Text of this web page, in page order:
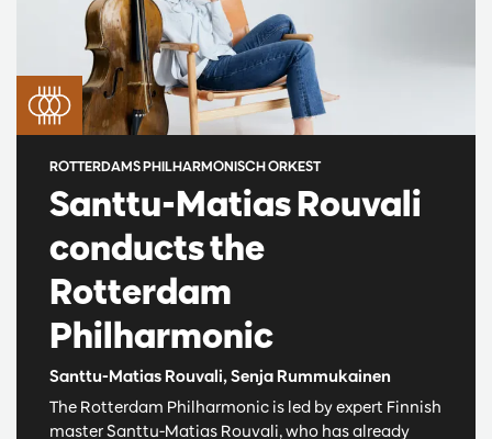
Santtu-Matias Rouvali
conducts the
Rotterdam
Philharmonic
Santtu-Matias Rouvali, Senja Rummukainen
ROTTERDAMS PHILHARMONISCH ORKEST
The Rotterdam Philharmonic is led by expert Finnish
master Santtu-Matias Rouvali, who has already